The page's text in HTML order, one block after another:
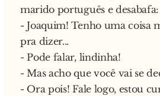
marido português e desabafa:
- Joaquim! Tenho uma coisa
pra dizer...
- Pode falar, lindinha!
- Mas acho que você vai se
- Ora pois! Fale logo, estou